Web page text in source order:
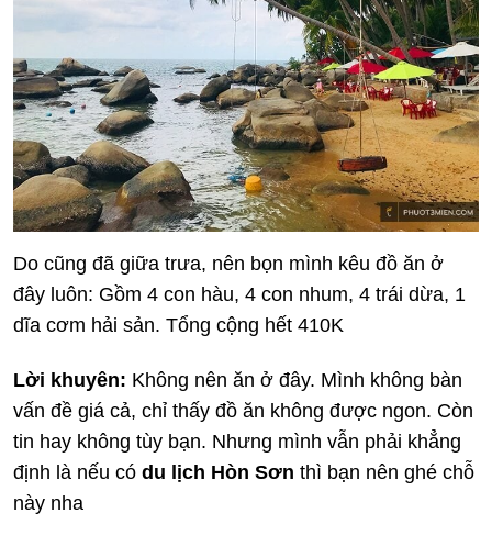
Do cũng đã giữa trưa, nên bọn mình kêu đồ ăn ở
đây luôn: Gồm 4 con hàu, 4 con nhum, 4 trái dừa, 1
dĩa cơm hải sản. Tổng cộng hết 410K
Lời khuyên: Không nên ăn ở đây. Mình không bàn
vấn đề giá cả, chỉ thấy đồ ăn không được ngon. Còn
tin hay không tùy bạn. Nhưng mình vẫn phải khẳng
định là nếu có du lịch Hòn Sơn thì bạn nên ghé chỗ
này nha